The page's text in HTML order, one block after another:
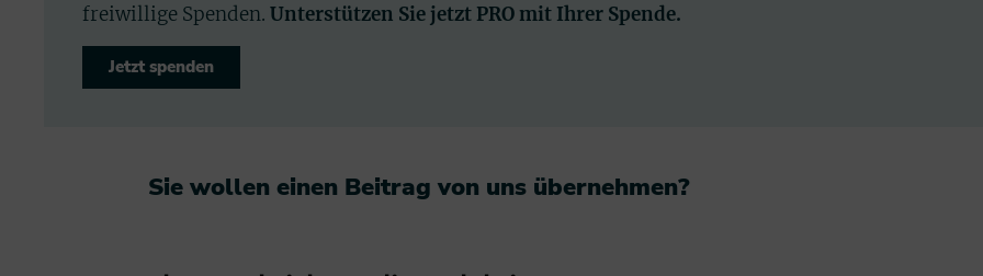
freiwillige Spenden. Unterstützen Sie jetzt PRO mit Ihrer Spende.
Jetzt spenden
Sie wollen einen Beitrag von uns übernehmen?​